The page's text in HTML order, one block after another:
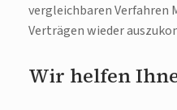
vergleichbaren Verfahren
Verträgen wieder
Wir helfen